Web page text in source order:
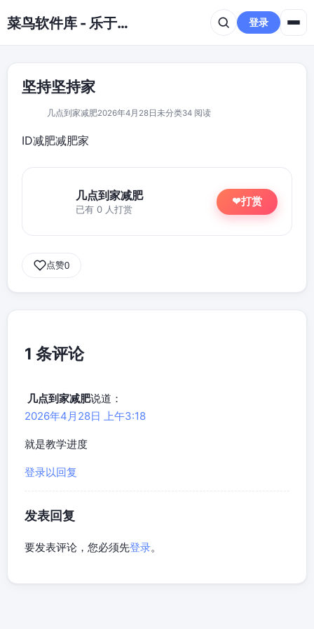
菜鸟软件库 - 乐于分享免费资源平台 登录
坚持坚持家
几点到家减肥2026年4月28日 未分类34 阅读
ID减肥减肥家
几点到家减肥
已有 0 人打赏
❤打赏
点赞0
1 条评论
几点到家减肥说道：
2026年4月28日 上午3:18
就是教学进度
登录以回复
发表回复
要发表评论，您必须先登录。